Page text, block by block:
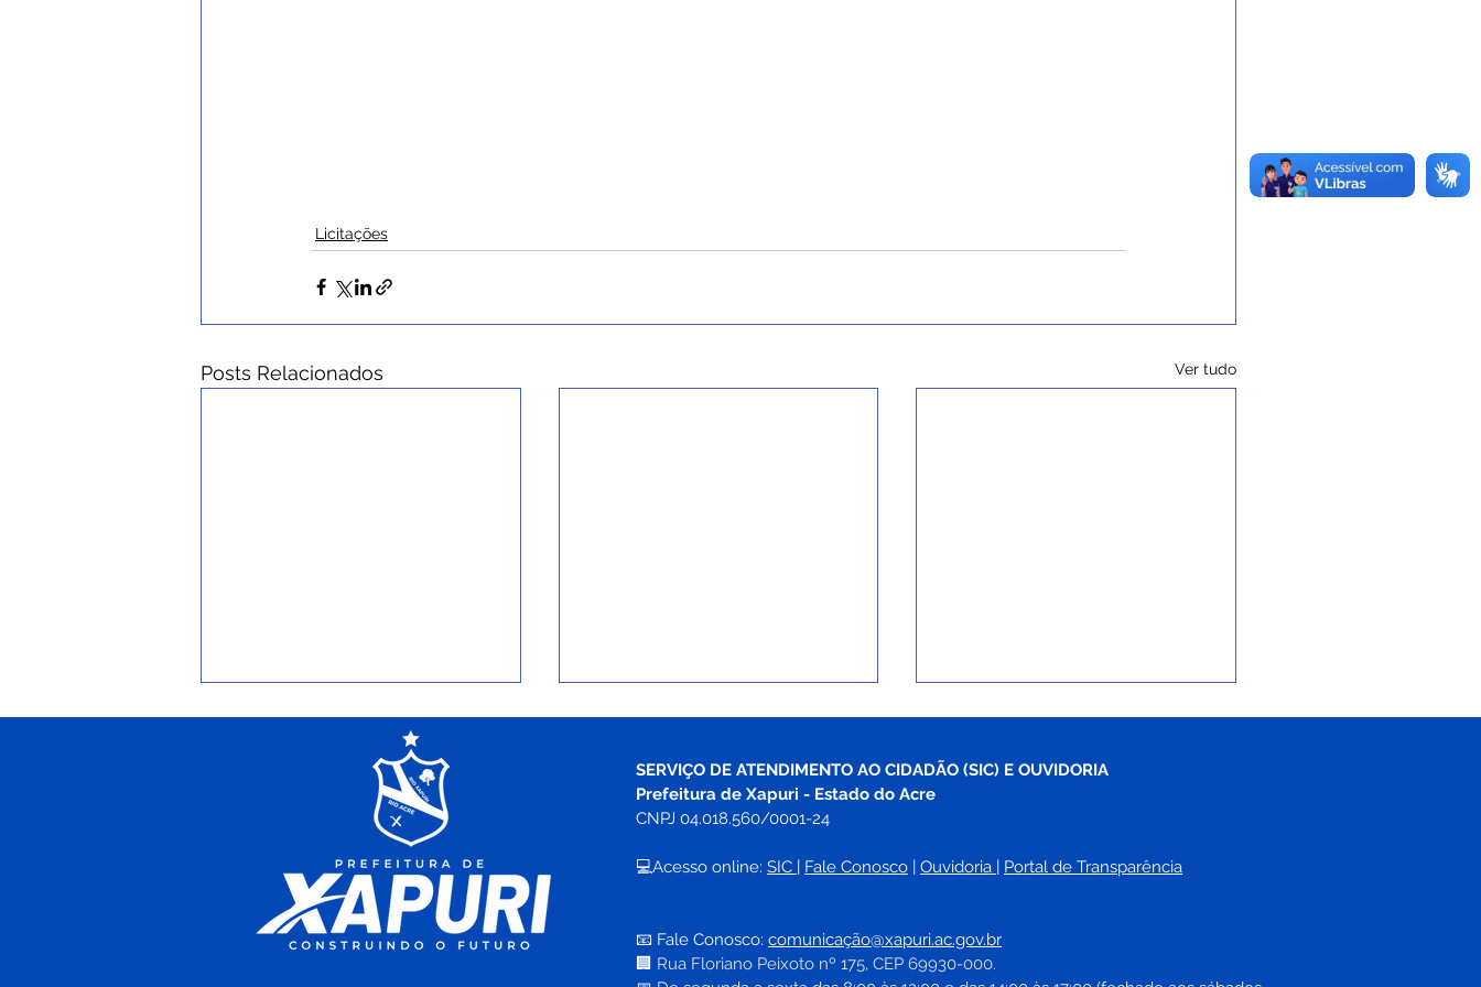
Licitações
Posts Relacionados Ver tudo
PE Nº005/2025 - Aviso de
Prorrogação de Licitação
SERVIÇO DE ATENDIMENTO AO CIDADÃO (SIC) E OUVIDORIA
Prefeitura de Xapuri - Estado do Acre
CNPJ 04.018.560/0001-24
💻Acesso online: SIC | Fale Conosco | Ouvidoria | Portal de Transparência
📧 Fale Conosco: comunicação@xapuri.ac.gov.br
🏢 Rua Floriano Peixoto nº 175, CEP 69930-000.